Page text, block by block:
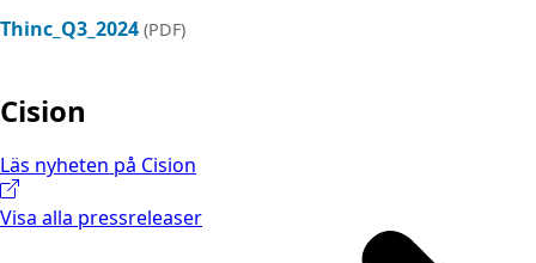
Thinc_Q3_2024 (PDF)
Cision
Läs nyheten på Cision
Visa alla pressreleaser